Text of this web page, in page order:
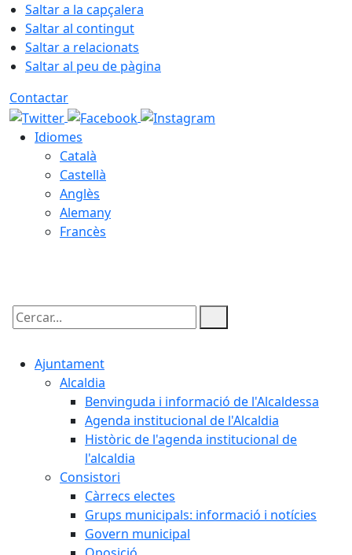
Saltar a la capçalera
Saltar al contingut
Saltar a relacionats
Saltar al peu de pàgina
Contactar
Idiomes
Català
Castellà
Anglès
Alemany
Francès
Cercar:
Ajuntament
Alcaldia
Benvinguda i informació de l'Alcaldessa
Agenda institucional de l'Alcaldia
Històric de l'agenda institucional de
l'alcaldia
Consistori
Càrrecs electes
Grups municipals: informació i notícies
Govern municipal